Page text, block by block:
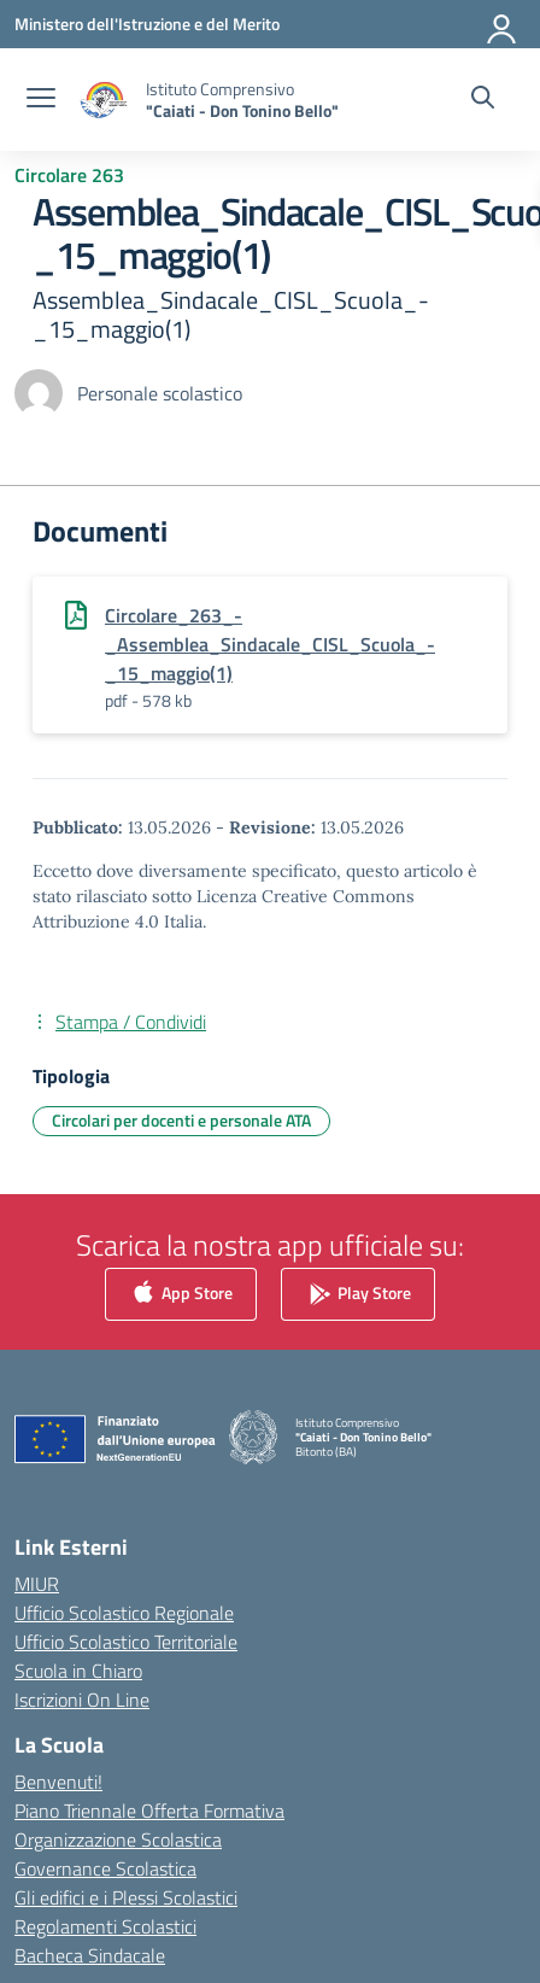
Vai ai contenuti
Vai al menu di navigazione
Vai al footer
Ministero dell'Istruzione e del Merito
Istituto Comprensivo
"Caiati - Don Tonino Bello"
Circolare 263
_15_maggio(1)
Assemblea_Sindacale_CISL_Scuola_-
_15_maggio(1)
Personale scolastico
Documenti
Circolare_263_-
_Assemblea_Sindacale_CISL_Scuola_-
_15_maggio(1)
pdf - 578 kb
Pubblicato: 13.05.2026 - Revisione: 13.05.2026
Eccetto dove diversamente specificato, questo articolo è
stato rilasciato sotto Licenza Creative Commons
Attribuzione 4.0 Italia.
Stampa / Condividi
Tipologia
Circolari per docenti e personale ATA
Scarica la nostra app ufficiale su:
App Store Play Store
Istituto Comprensivo
"Caiati - Don Tonino Bello"
Bitonto (BA)
Link Esterni
MIUR
Ufficio Scolastico Regionale
Ufficio Scolastico Territoriale
Scuola in Chiaro
Iscrizioni On Line
La Scuola
Benvenuti!
Piano Triennale Offerta Formativa
Organizzazione Scolastica
Governance Scolastica
Gli edifici e i Plessi Scolastici
Regolamenti Scolastici
Bacheca Sindacale